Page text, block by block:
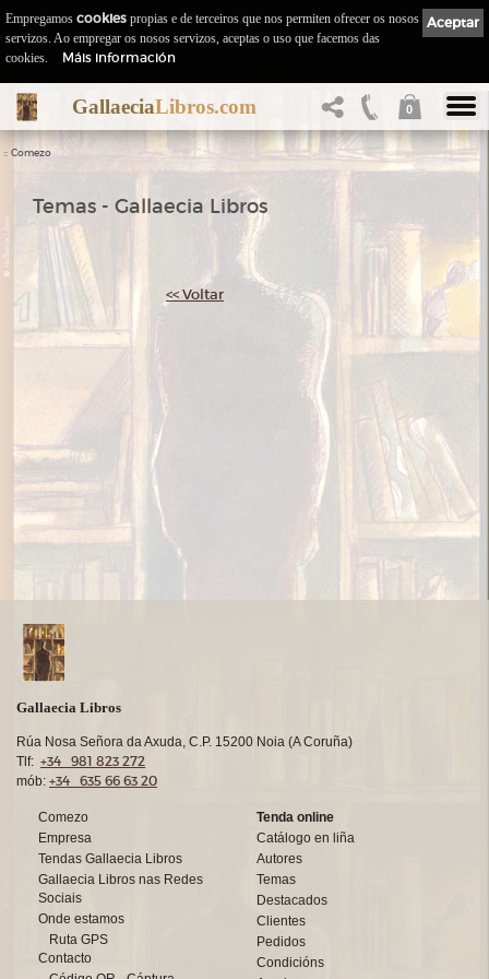
GallaeciaLibros.com 0
:: Comezo
Temas - Gallaecia Libros
<< Voltar
Gallaecia Libros
Rúa Nosa Señora da Axuda, C.P. 15200 Noia (A Coruña)
Tlf: +34 981 823 272
mób: +34 635 66 63 20
Comezo
Empresa
Tendas Gallaecia Libros
Gallaecia Libros nas Redes
Sociais
Onde estamos
Ruta GPS
Contacto
Tenda online
Catálogo en liña
Autores
Temas
Destacados
Clientes
Pedidos
Condicións
Aceptar
Empregamos cookies propias e de terceiros que nos permiten ofrecer os nosos
servizos. Ao empregar os nosos servizos, aceptas o uso que facemos das
cookies.
Máis información